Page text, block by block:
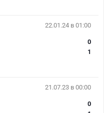
22.01.24 в 01:00
0
1
21.07.23 в 00:00
0